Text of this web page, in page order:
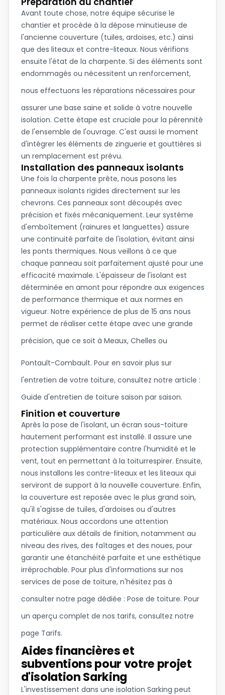
Avant toute chose, notre équipe sécurise le
chantier et procède à la dépose minutieuse de
l'ancienne couverture (tuiles, ardoises, etc.) ainsi
que des liteaux et contre-liteaux. Nous vérifions
ensuite l'état de la charpente. Si des éléments sont
endommagés ou nécessitent un renforcement,
nous effectuons les réparations nécessaires pour
assurer une base saine et solide à votre nouvelle
isolation. Cette étape est cruciale pour la pérennité
de l'ensemble de l'ouvrage. C'est aussi le moment
d'intégrer les éléments de zinguerie et gouttières si
un remplacement est prévu.
Installation des panneaux isolants
Une fois la charpente prête, nous posons les
panneaux isolants rigides directement sur les
chevrons. Ces panneaux sont découpés avec
précision et fixés mécaniquement. Leur système
d'emboîtement (rainures et languettes) assure
une continuité parfaite de l'isolation, évitant ainsi
les ponts thermiques. Nous veillons à ce que
chaque panneau soit parfaitement ajusté pour une
efficacité maximale. L'épaisseur de l'isolant est
déterminée en amont pour répondre aux exigences
de performance thermique et aux normes en
vigueur. Notre expérience de plus de 15 ans nous
permet de réaliser cette étape avec une grande
précision, que ce soit à Meaux, Chelles ou
Pontault-Combault. Pour en savoir plus sur
l'entretien de votre toiture, consultez notre article :
Guide d'entretien de toiture saison par saison.
Finition et couverture
Après la pose de l'isolant, un écran sous-toiture
hautement performant est installé. Il assure une
protection supplémentaire contre l'humidité et le
vent, tout en permettant à la toiturrespirer. Ensuite,
nous installons les contre-liteaux et les liteaux qui
serviront de support à la nouvelle couverture. Enfin,
la couverture est reposée avec le plus grand soin,
qu'il s'agisse de tuiles, d'ardoises ou d'autres
matériaux. Nous accordons une attention
particulière aux détails de finition, notamment au
niveau des rives, des faîtages et des noues, pour
garantir une étanchéité parfaite et une esthétique
irréprochable. Pour plus d'informations sur nos
services de pose de toiture, n'hésitez pas à
consulter notre page dédiée : Pose de toiture. Pour
un aperçu complet de nos tarifs, consultez notre
page Tarifs.
Aides financières et
subventions pour votre projet
d'isolation Sarking
L'investissement dans une isolation Sarking peut